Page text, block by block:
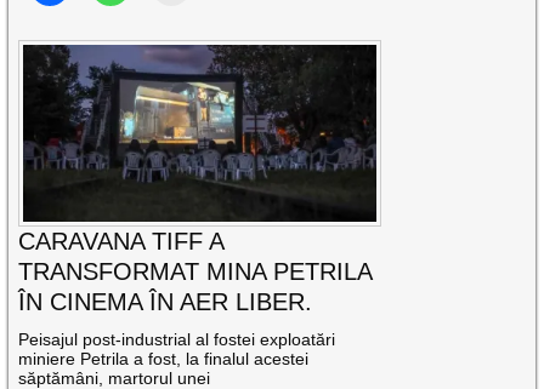
CARAVANA TIFF A
TRANSFORMAT MINA PETRILA
ÎN CINEMA ÎN AER LIBER.
Peisajul post-industrial al fostei exploatări
miniere Petrila a fost, la finalul acestei
săptămâni, martorul unei